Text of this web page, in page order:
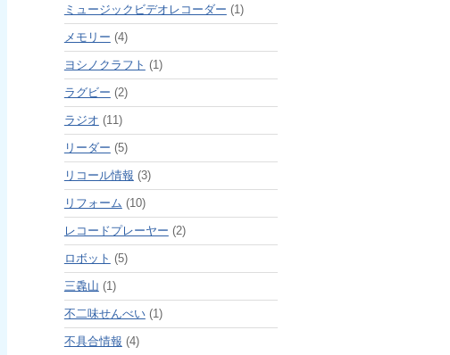
ミュージックビデオレコーダー (1)
メモリー (4)
ヨシノクラフト (1)
ラグビー (2)
ラジオ (11)
リーダー (5)
リコール情報 (3)
リフォーム (10)
レコードプレーヤー (2)
ロボット (5)
三毳山 (1)
不二味せんべい(1)
不具合情報 (4)